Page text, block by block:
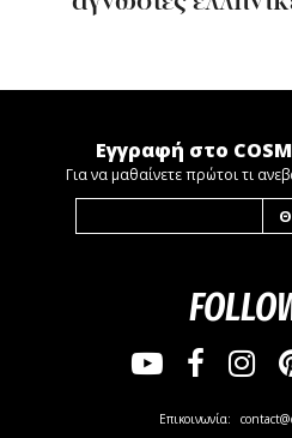
Εγγραφή στο
Για να μαθαίνετε πρώτοι τι
Επικοινωνία: